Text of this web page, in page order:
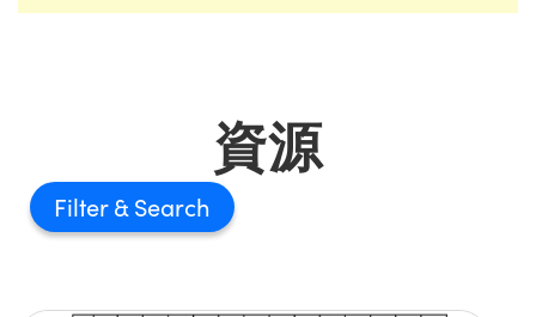
資源
Filter